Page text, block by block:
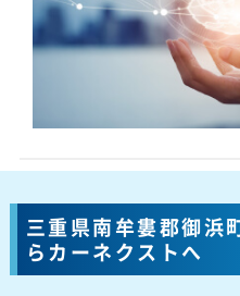
三重県南牟婁郡御浜
らカーネクストへ